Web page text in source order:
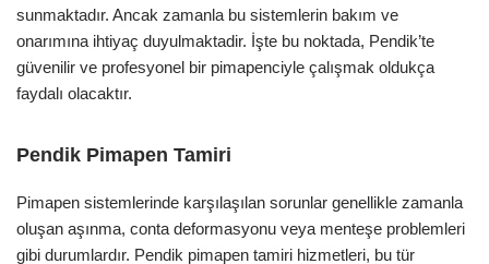
sunmaktadır. Ancak zamanla bu sistemlerin bakım ve
onarımına ihtiyaç duyulmaktadir. İşte bu noktada, Pendik’te
güvenilir ve profesyonel bir pimapenciyle çalışmak oldukça
faydalı olacaktır.
Pendik Pimapen Tamiri
Pimapen sistemlerinde karşılaşılan sorunlar genellikle zamanla
oluşan aşınma, conta deformasyonu veya menteşe problemleri
gibi durumlardır. Pendik pimapen tamiri hizmetleri, bu tür